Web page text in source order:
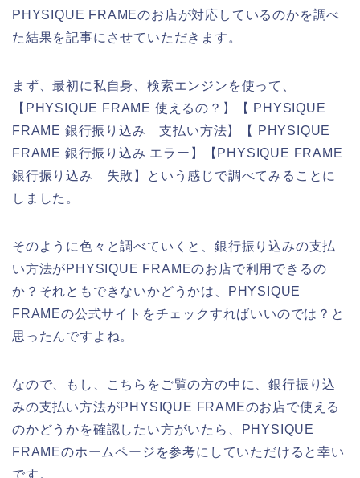
PHYSIQUE FRAMEのお店が対応しているのかを調べ
た結果を記事にさせていただきます。
まず、最初に私自身、検索エンジンを使って、
【PHYSIQUE FRAME 使えるの？】【 PHYSIQUE
FRAME 銀行振り込み 支払い方法】【 PHYSIQUE
FRAME 銀行振り込み エラー】【PHYSIQUE FRAME
銀行振り込み 失敗】という感じで調べてみることに
しました。
そのように色々と調べていくと、銀行振り込みの支払
い方法がPHYSIQUE FRAMEのお店で利用できるの
か？それともできないかどうかは、PHYSIQUE
FRAMEの公式サイトをチェックすればいいのでは？と
思ったんですよね。
なので、もし、こちらをご覧の方の中に、銀行振り込
みの支払い方法がPHYSIQUE FRAMEのお店で使える
のかどうかを確認したい方がいたら、PHYSIQUE
FRAMEのホームページを参考にしていただけると幸い
です。